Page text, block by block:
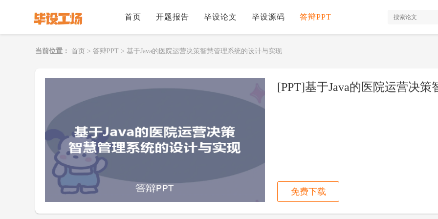
首页 开题报告 毕设论文 毕设源码 答辩PPT
当前位置： 首页 > 答辩PPT > 基于Java的医院运营决策智慧管理系统的设计与实现
免费下载